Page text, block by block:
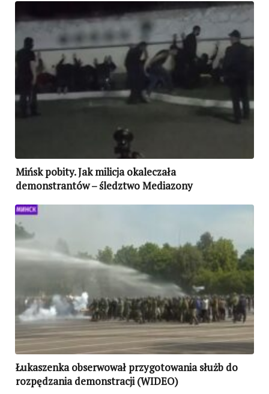
Mińsk pobity. Jak milicja okaleczała
demonstrantów – śledztwo Mediazony
Łukaszenka obserwował przygotowania służb do
rozpędzania demonstracji (WIDEO)